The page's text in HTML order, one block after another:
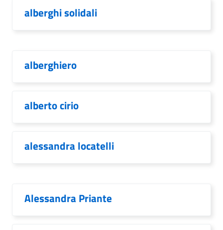
alberghi solidali
alberghiero
alberto cirio
alessandra locatelli
Alessandra Priante